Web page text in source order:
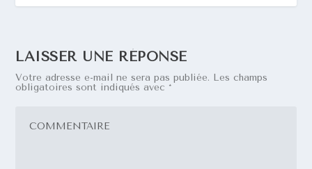
LAISSER UNE RÉPONSE
Votre adresse e-mail ne sera pas publiée. Les champs
obligatoires sont indiqués avec *